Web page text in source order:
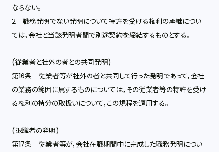
ならない。
2 職務発明でない発明について特許を受ける権利の承継につい
ては，会社と当該発明者間で別途契約を締結するものとする。
(従業者と社外の者との共同発明)
第16条 従業者等が社外の者と共同して行った発明であって，会社
の業務の範囲に属するものについては，その従業者等の特許を受け
る権利の持分の取扱いについて，この規程を適用する。
(退職者の発明)
第17条 従業者等が，会社在職期間中に完成した職務発明につい